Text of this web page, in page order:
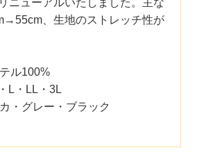
ニューアルいたしました。主な
、生地のストレッチ性が
ル100%
L・LL・3L
・グレー・ブラック